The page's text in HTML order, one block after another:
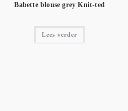
Babette blouse grey Knit-ted
Lees verder